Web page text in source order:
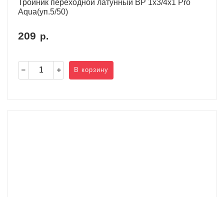
Тройник переходной латунный ВР 1х3/4х1 Pro
Aqua(уп.5/50)
209 р.
В корзину